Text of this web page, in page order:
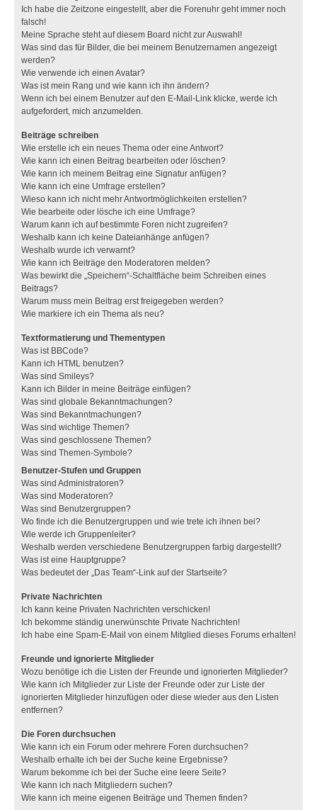
Ich habe die Zeitzone eingestellt, aber die Forenuhr geht immer noch
falsch!
Meine Sprache steht auf diesem Board nicht zur Auswahl!
Was sind das für Bilder, die bei meinem Benutzernamen angezeigt
werden?
Wie verwende ich einen Avatar?
Was ist mein Rang und wie kann ich ihn ändern?
Wenn ich bei einem Benutzer auf den E-Mail-Link klicke, werde ich
aufgefordert, mich anzumelden.
Beiträge schreiben
Wie erstelle ich ein neues Thema oder eine Antwort?
Wie kann ich einen Beitrag bearbeiten oder löschen?
Wie kann ich meinem Beitrag eine Signatur anfügen?
Wie kann ich eine Umfrage erstellen?
Wieso kann ich nicht mehr Antwortmöglichkeiten erstellen?
Wie bearbeite oder lösche ich eine Umfrage?
Warum kann ich auf bestimmte Foren nicht zugreifen?
Weshalb kann ich keine Dateianhänge anfügen?
Weshalb wurde ich verwarnt?
Wie kann ich Beiträge den Moderatoren melden?
Was bewirkt die „Speichern“-Schaltfläche beim Schreiben eines
Beitrags?
Warum muss mein Beitrag erst freigegeben werden?
Wie markiere ich ein Thema als neu?
Textformatierung und Thementypen
Was ist BBCode?
Kann ich HTML benutzen?
Was sind Smileys?
Kann ich Bilder in meine Beiträge einfügen?
Was sind globale Bekanntmachungen?
Was sind Bekanntmachungen?
Was sind wichtige Themen?
Was sind geschlossene Themen?
Was sind Themen-Symbole?
Benutzer-Stufen und Gruppen
Was sind Administratoren?
Was sind Moderatoren?
Was sind Benutzergruppen?
Wo finde ich die Benutzergruppen und wie trete ich ihnen bei?
Wie werde ich Gruppenleiter?
Weshalb werden verschiedene Benutzergruppen farbig dargestellt?
Was ist eine Hauptgruppe?
Was bedeutet der „Das Team“-Link auf der Startseite?
Private Nachrichten
Ich kann keine Privaten Nachrichten verschicken!
Ich bekomme ständig unerwünschte Private Nachrichten!
Ich habe eine Spam-E-Mail von einem Mitglied dieses Forums erhalten!
Freunde und ignorierte Mitglieder
Wozu benötige ich die Listen der Freunde und ignorierten Mitglieder?
Wie kann ich Mitglieder zur Liste der Freunde oder zur Liste der
ignorierten Mitglieder hinzufügen oder diese wieder aus den Listen
entfernen?
Die Foren durchsuchen
Wie kann ich ein Forum oder mehrere Foren durchsuchen?
Weshalb erhalte ich bei der Suche keine Ergebnisse?
Warum bekomme ich bei der Suche eine leere Seite?
Wie kann ich nach Mitgliedern suchen?
Wie kann ich meine eigenen Beiträge und Themen finden?